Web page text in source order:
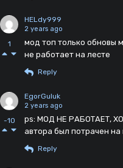
1
HELdy999
2 years ago
мод топ только обновы
не работает на лесте
Reply
-10
EgorGuluk
2 years ago
ps: МОД НЕ РАБОТАЕТ,
автора был потрачен на
Reply